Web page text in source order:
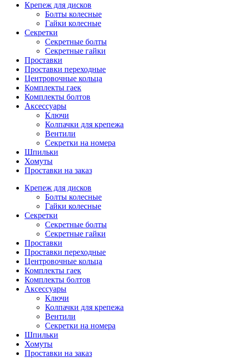
Крепеж для дисков
Болты колесные
Гайки колесные
Секретки
Секретные болты
Секретные гайки
Проставки
Проставки переходные
Центровочные кольца
Комплекты гаек
Комплекты болтов
Аксессуары
Ключи
Колпачки для крепежа
Вентили
Секретки на номера
Шпильки
Хомуты
Проставки на заказ
Крепеж для дисков
Болты колесные
Гайки колесные
Секретки
Секретные болты
Секретные гайки
Проставки
Проставки переходные
Центровочные кольца
Комплекты гаек
Комплекты болтов
Аксессуары
Ключи
Колпачки для крепежа
Вентили
Секретки на номера
Шпильки
Хомуты
Проставки на заказ